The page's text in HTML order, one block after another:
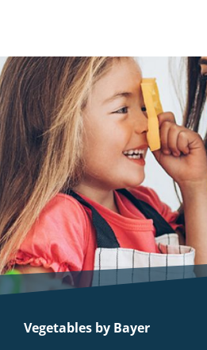
Vegetables by Bayer